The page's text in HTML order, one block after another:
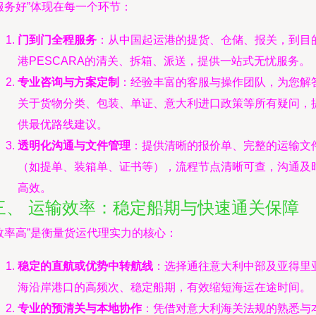
务好”体现在每一个环节：
门到门全程服务 ：从中国起运港的提货、仓储、报关，到目
港PESCARA的清关、拆箱、派送，提供一站式无忧服务。
专业咨询与方案定制 ：经验丰富的客服与操作团队，为您解
关于货物分类、包装、单证、意大利进口政策等所有疑问，
供最优路线建议。
透明化沟通与文件管理 ：提供清晰的报价单、完整的运输文
（如提单、装箱单、证书等），流程节点清晰可查，沟通及
高效。
、 运输效率：稳定船期与快速通关保障
率高”是衡量货运代理实力的核心：
稳定的直航或优势中转航线 ：选择通往意大利中部及亚得里
海沿岸港口的高频次、稳定船期，有效缩短海运在途时间。
专业的预清关与本地协作：凭借对意大利海关法规的熟悉与